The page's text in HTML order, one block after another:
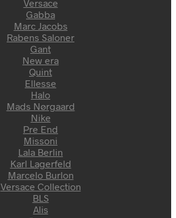
Versace
Gabba
Marc Jacobs
Rabens Saloner
Gant
New era
Quint
Ellesse
Halo
Mads Nørgaard
Nike
Pre End
Missoni
Lala Berlin
Karl Lagerfeld
Marcelo Burlon
Versace Collection
BLS
Alis